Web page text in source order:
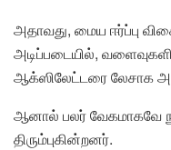
அதாவது, மைய ஈர்ப்பு
அடிப்படையில்,
ஆக்ஸிலேட்டரை லேசாக
ஆனால் பலர் வேகமாகவே
திரும்புகின்றனர்.